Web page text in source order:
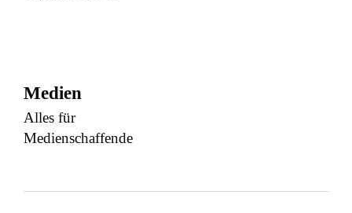
Medien
Alles für
Medienschaffende